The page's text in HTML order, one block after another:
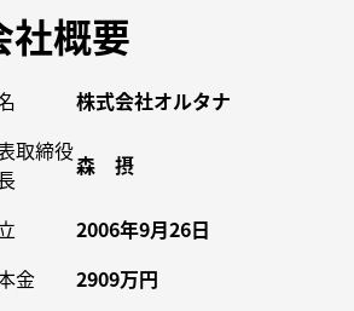
社概要
株式会社オルタナ
取締役森 摂
2006年9月26日
金
2909万円